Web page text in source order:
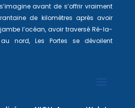
avant de s’offrir vraiment
de kilomètres après avoir
l’océan, avoir traversé Ré-la-
nord, Les Portes se dévoilent